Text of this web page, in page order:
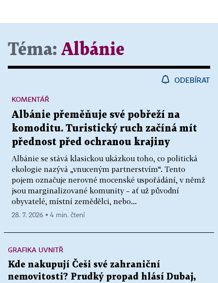
Téma: Albánie
ODEBÍRAT
Albánie přeměňuje své pobřeží na
komoditu. Turistický ruch začíná mít
přednost před ochranou krajiny
Albánie se stává klasickou ukázkou toho, co politická
ekologie nazývá „vnuceným partnerstvím“. Tento
pojem označuje nerovné mocenské uspořádání, v němž
jsou marginalizované komunity – ať už původní
obyvatelé, místní zemědělci, nebo...
KOMENTÁŘ
28. 7. 2026 ▪ 4 min. čtení
GRAFIKA UVNITŘ
Kde nakupují Češi své zahraniční
nemovitosti? Prudký propad hlásí Dubaj,